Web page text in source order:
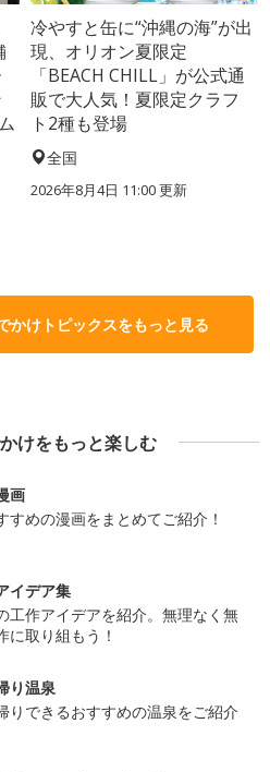
冷やすと缶に“沖縄の海”が出
現、オリオン夏限定
「BEACH CHILL」が公式通
販で大人気！夏限定クラフ
ト2種も登場
全国
2026年8月4日 11:00更新
かけトピックスをもっと見る
けをもっと楽しむ
画
すめの漫画をまとめてご紹介！
イデア集
工作アイデアを紹介。無理なく無
に取り組もう！
り温泉
りできるおすすめの温泉をご紹介